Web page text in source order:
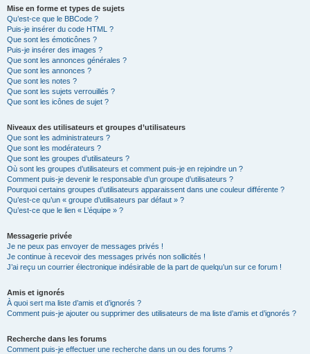
Mise en forme et types de sujets
Qu’est-ce que le BBCode ?
Puis-je insérer du code HTML ?
Que sont les émoticônes ?
Puis-je insérer des images ?
Que sont les annonces générales ?
Que sont les annonces ?
Que sont les notes ?
Que sont les sujets verrouillés ?
Que sont les icônes de sujet ?
Niveaux des utilisateurs et groupes d’utilisateurs
Que sont les administrateurs ?
Que sont les modérateurs ?
Que sont les groupes d’utilisateurs ?
Où sont les groupes d’utilisateurs et comment puis-je en rejoindre un ?
Comment puis-je devenir le responsable d’un groupe d’utilisateurs ?
Pourquoi certains groupes d’utilisateurs apparaissent dans une couleur différente ?
Qu’est-ce qu’un « groupe d’utilisateurs par défaut » ?
Qu’est-ce que le lien « L’équipe » ?
Messagerie privée
Je ne peux pas envoyer de messages privés !
Je continue à recevoir des messages privés non sollicités !
J’ai reçu un courrier électronique indésirable de la part de quelqu’un sur ce forum !
Amis et ignorés
À quoi sert ma liste d’amis et d’ignorés ?
Comment puis-je ajouter ou supprimer des utilisateurs de ma liste d’amis et d’ignorés ?
Recherche dans les forums
Comment puis-je effectuer une recherche dans un ou des forums ?